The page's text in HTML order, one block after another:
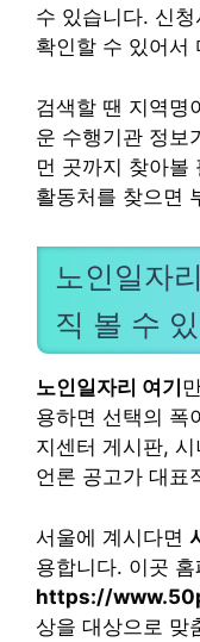
수 있습니다. 신
확인할 수 있어서
검색할 땐 지역명
운 수행기관 정보
먼 곳까지 찾아볼
활동처를 찾으면
노인일자
직 볼 수
노인일자리 여기
용하면 선택의 폭
지센터 게시판,
언론 공고가 대표
서울에 계시다면
용합니다. 이곳
https://
상을 대상으로 맞